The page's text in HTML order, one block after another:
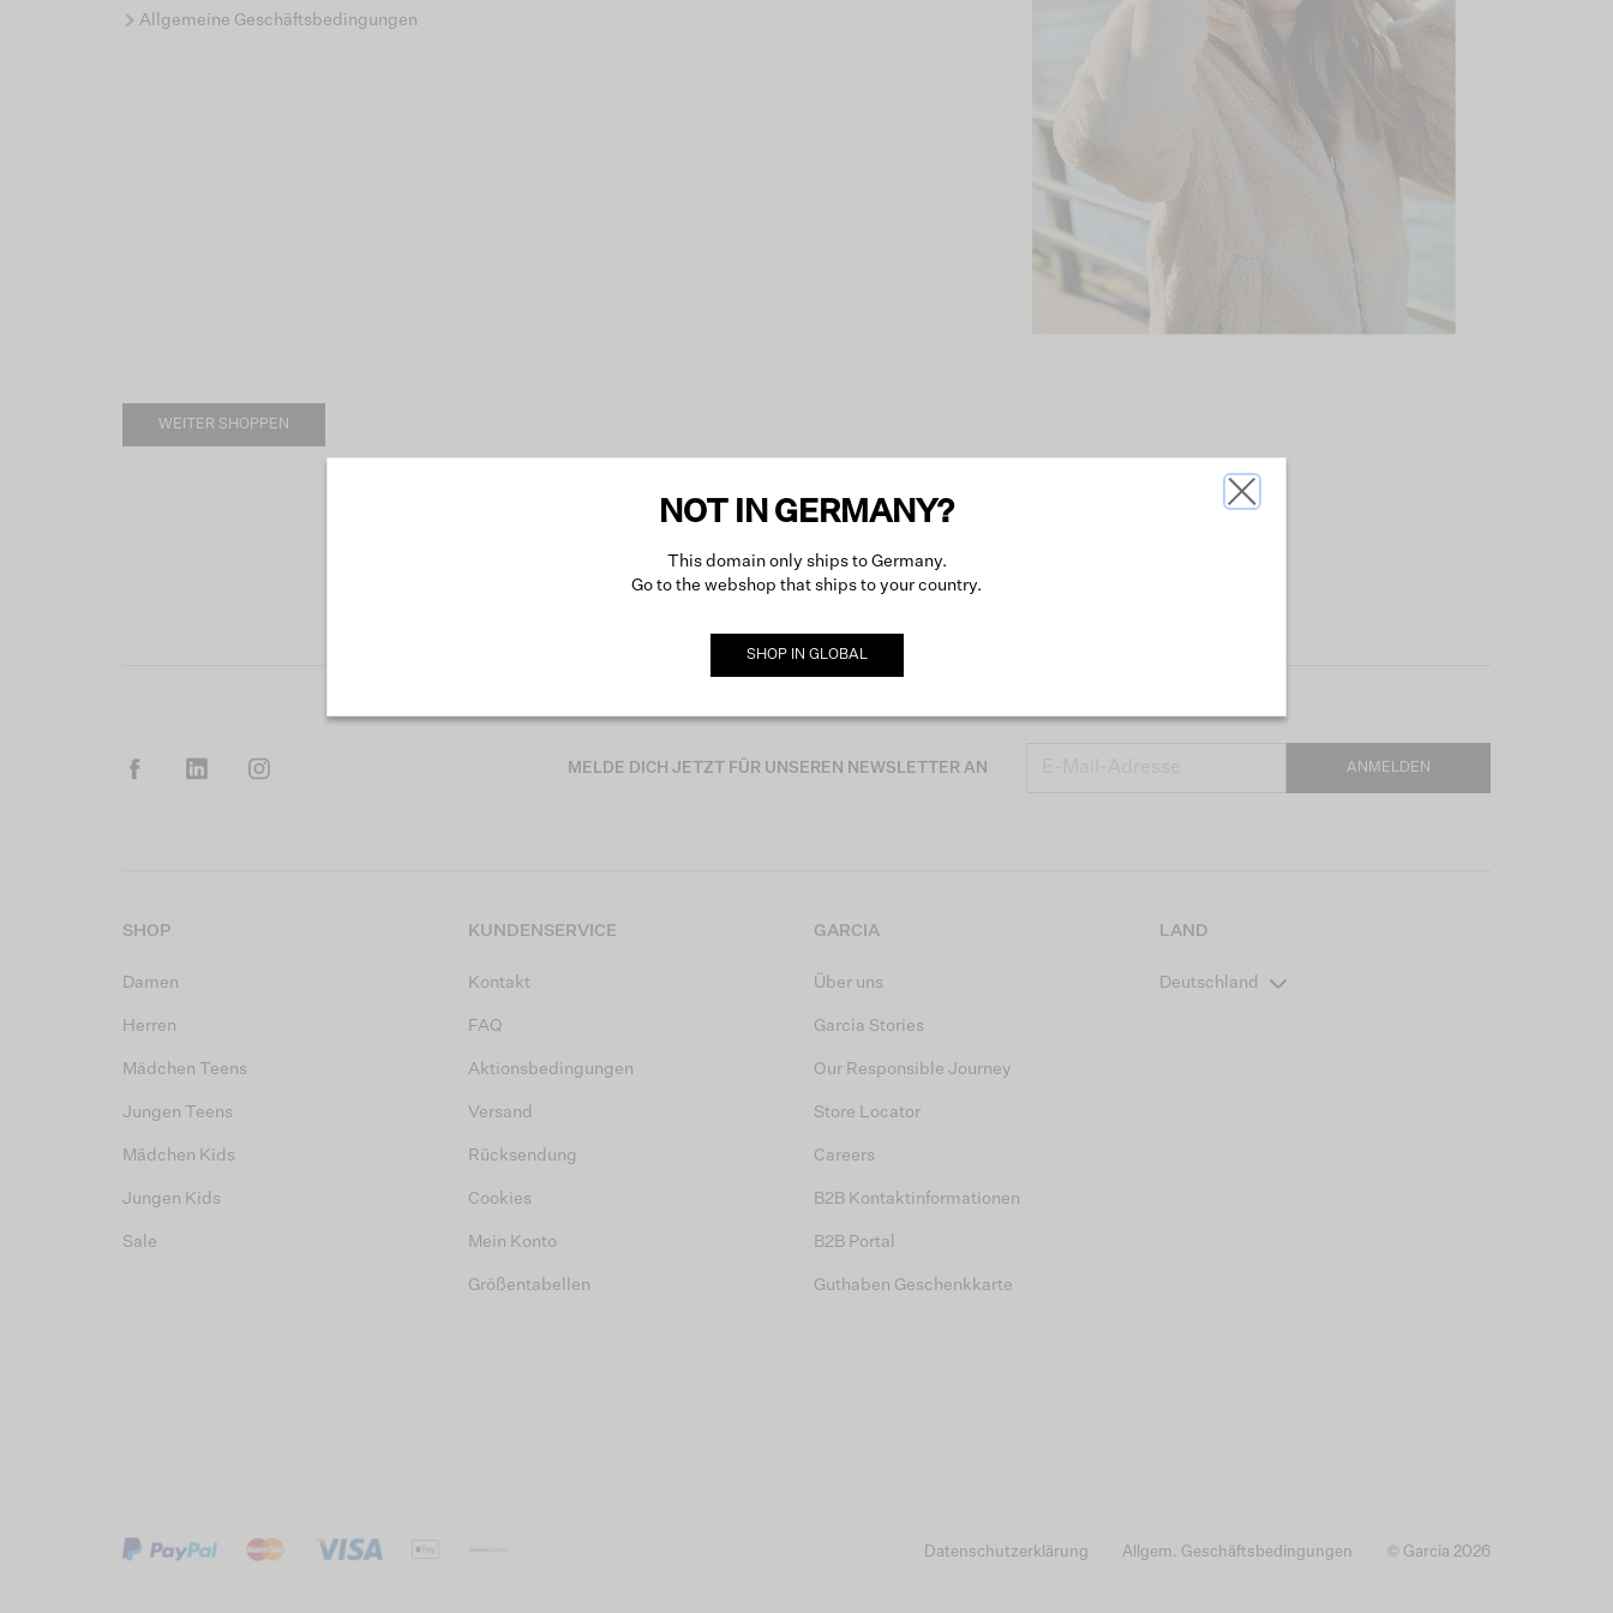
Allgemeine Geschäftsbedingungen
WEITER SHOPPEN
MELDE DICH JETZT FÜR UNSEREN NEWSLETTER AN ANMELDEN
SHOP
Damen
Herren
Mädchen Teens
Jungen Teens
Mädchen Kids
Jungen Kids
Sale
KUNDENSERVICE
Kontakt
FAQ
Aktionsbedingungen
Versand
Rücksendung
Cookies
Mein Konto
Größentabellen
GARCIA
Über uns
Garcia Stories
Our Responsible Journey
Store Locator
Careers
B2B Kontaktinformationen
B2B Portal
Guthaben Geschenkkarte
LAND
Deutschland
Datenschutzerklärung Allgem. Geschäftsbedingungen © Garcia 2026
NOT IN GERMANY?
This domain only ships to Germany.
Go to the webshop that ships to your country.
SHOP IN GLOBAL